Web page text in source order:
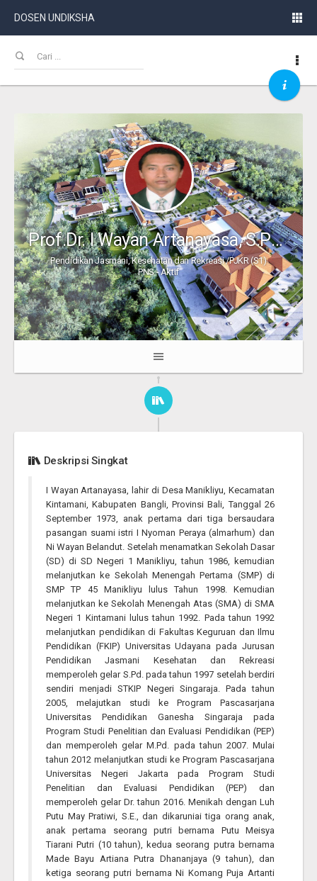
DOSEN UNDIKSHA
Prof.Dr. I Wayan Artanayasa, S.Pd., M.Pd., AIFO-FIT.
Pendidikan Jasmani, Kesehatan dan Rekreasi /PJKR (S1)
PNS - Aktif
Deskripsi Singkat
I Wayan Artanayasa, lahir di Desa Manikliyu, Kecamatan
Kintamani, Kabupaten Bangli, Provinsi Bali, Tanggal 26
September 1973, anak pertama dari tiga bersaudara
pasangan suami istri I Nyoman Peraya (almarhum) dan
Ni Wayan Belandut. Setelah menamatkan Sekolah Dasar
(SD) di SD Negeri 1 Manikliyu, tahun 1986, kemudian
melanjutkan ke Sekolah Menengah Pertama (SMP) di
SMP TP 45 Manikliyu lulus Tahun 1998. Kemudian
melanjutkan ke Sekolah Menengah Atas (SMA) di SMA
Negeri 1 Kintamani lulus tahun 1992. Pada tahun 1992
melanjutkan pendidikan di Fakultas Keguruan dan Ilmu
Pendidikan (FKIP) Universitas Udayana pada Jurusan
Pendidikan Jasmani Kesehatan dan Rekreasi
memperoleh gelar S.Pd. pada tahun 1997 setelah berdiri
sendiri menjadi STKIP Negeri Singaraja. Pada tahun
2005, melajutkan studi ke Program Pascasarjana
Universitas Pendidikan Ganesha Singaraja pada
Program Studi Penelitian dan Evaluasi Pendidikan (PEP)
dan memperoleh gelar M.Pd. pada tahun 2007. Mulai
tahun 2012 melanjutkan studi ke Program Pascasarjana
Universitas Negeri Jakarta pada Program Studi
Penelitian dan Evaluasi Pendidikan (PEP) dan
memperoleh gelar Dr. tahun 2016. Menikah dengan Luh
Putu May Pratiwi, S.E., dan dikaruniai tiga orang anak,
anak pertama seorang putri bernama Putu Meisya
Tiarani Putri (10 tahun), kedua seorang putra bernama
Made Bayu Artiana Putra Dhananjaya (9 tahun), dan
ketiga seorang putri bernama Ni Komang Puja Artanti